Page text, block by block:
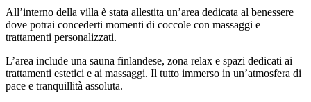
All’interno della villa è stata allestita un’area dedicata al benessere
dove potrai concederti momenti di coccole con massaggi e
trattamenti personalizzati.
L’area include una sauna finlandese, zona relax e spazi dedicati ai
trattamenti estetici e ai massaggi. Il tutto immerso in un’atmosfera di
pace e tranquillità assoluta.